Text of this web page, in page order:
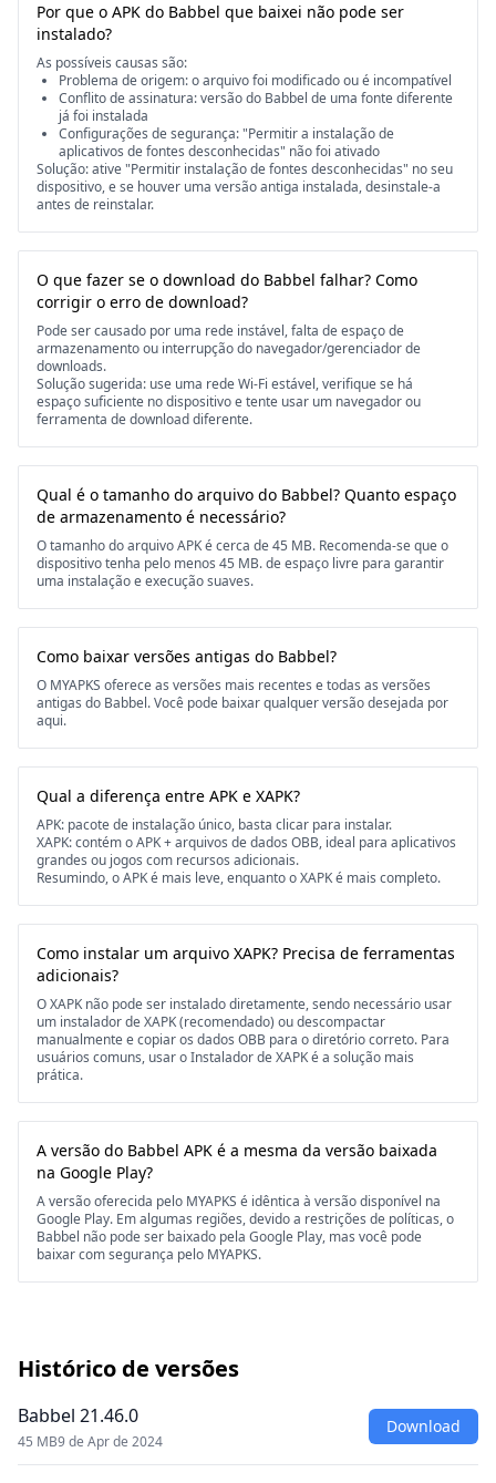
Por que o APK do Babbel que baixei não pode ser
instalado?
As possíveis causas são:
Problema de origem: o arquivo foi modificado ou é incompatível
Conflito de assinatura: versão do Babbel de uma fonte diferente
já foi instalada
Configurações de segurança: "Permitir a instalação de
aplicativos de fontes desconhecidas" não foi ativado
Solução: ative "Permitir instalação de fontes desconhecidas" no seu
dispositivo, e se houver uma versão antiga instalada, desinstale-a
antes de reinstalar.
O que fazer se o download do Babbel falhar? Como
corrigir o erro de download?
Pode ser causado por uma rede instável, falta de espaço de
armazenamento ou interrupção do navegador/gerenciador de
downloads.
Solução sugerida: use uma rede Wi-Fi estável, verifique se há
espaço suficiente no dispositivo e tente usar um navegador ou
ferramenta de download diferente.
Qual é o tamanho do arquivo do Babbel? Quanto espaço
de armazenamento é necessário?
O tamanho do arquivo APK é cerca de 45 MB. Recomenda-se que o
dispositivo tenha pelo menos 45 MB. de espaço livre para garantir
uma instalação e execução suaves.
Como baixar versões antigas do Babbel?
O MYAPKS oferece as versões mais recentes e todas as versões
antigas do Babbel. Você pode baixar qualquer versão desejada por
aqui.
Qual a diferença entre APK e XAPK?
APK: pacote de instalação único, basta clicar para instalar.
XAPK: contém o APK + arquivos de dados OBB, ideal para aplicativos
grandes ou jogos com recursos adicionais.
Resumindo, o APK é mais leve, enquanto o XAPK é mais completo.
Como instalar um arquivo XAPK? Precisa de ferramentas
adicionais?
O XAPK não pode ser instalado diretamente, sendo necessário usar
um instalador de XAPK (recomendado) ou descompactar
manualmente e copiar os dados OBB para o diretório correto. Para
usuários comuns, usar o Instalador de XAPK é a solução mais
prática.
A versão do Babbel APK é a mesma da versão baixada
na Google Play?
A versão oferecida pelo MYAPKS é idêntica à versão disponível na
Google Play. Em algumas regiões, devido a restrições de políticas, o
Babbel não pode ser baixado pela Google Play, mas você pode
baixar com segurança pelo MYAPKS.
Histórico de versões
Babbel 21.46.0
45 MB9 de Apr de 2024
Download